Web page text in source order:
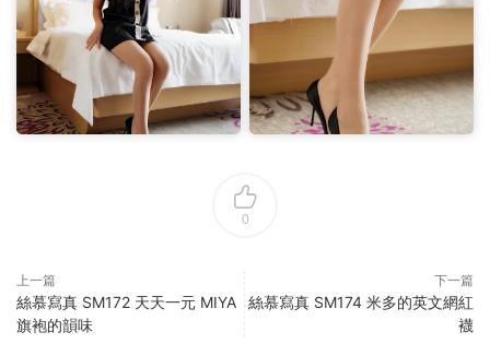
0
上一篇
絲慕寫真 SM172 天天一元 MIYA
旗袍的韻味
下一篇
絲慕寫真 SM174 米多的英文網紅
襪